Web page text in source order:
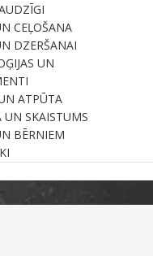
CEĻOŠANA
DZERŠANAI
UN
ATPŪTA
UN SKAISTUMS
BĒRNIEM